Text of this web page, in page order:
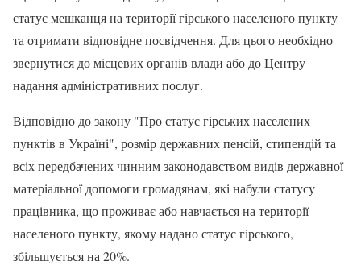
статус мешканця на території гірського населеного пункту
та отримати відповідне посвідчення. Для цього необхідно
звернутися до місцевих органів влади або до Центру
надання адміністративних послуг.
Відповідно до закону "Про статус гірських населених
пунктів в Україні", розмір державних пенсій, стипендій та
всіх передбачених чинним законодавством видів державної
матеріальної допомоги громадянам, які набули статусу
працівника, що проживає або навчається на території
населеного пункту, якому надано статус гірського,
збільшується на 20%.